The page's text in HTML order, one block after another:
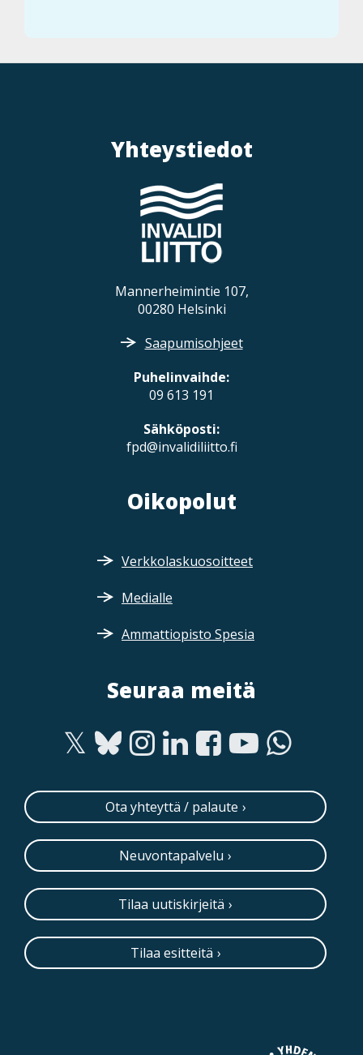
Yhteystiedot
Mannerheimintie 107,
00280 Helsinki
Saapumisohjeet
Puhelinvaihde:
09 613 191
Sähköposti:
fpd@invalidiliitto.fi
Oikopolut
Verkkolaskuosoitteet
Medialle
Ammattiopisto Spesia
Seuraa meitä
Ota yhteyttä / palaute
Neuvontapalvelu
Tilaa uutiskirjeitä
Tilaa esitteitä